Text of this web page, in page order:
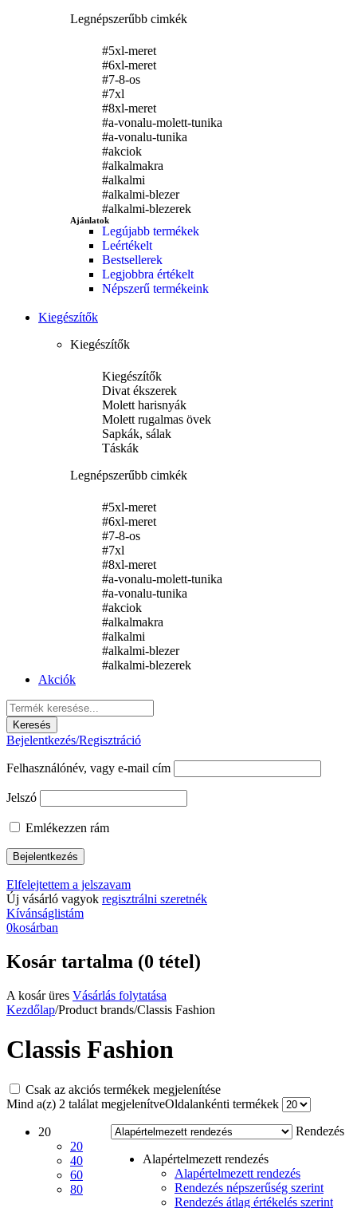
Legnépszerűbb cimkék
#5xl-meret
#6xl-meret
#7-8-os
#7xl
#8xl-meret
#a-vonalu-molett-tunika
#a-vonalu-tunika
#akciok
#alkalmakra
#alkalmi
#alkalmi-blezer
#alkalmi-blezerek
Ajánlatok
Legújabb termékek
Leértékelt
Bestsellerek
Legjobbra értékelt
Népszerű termékeink
Divat
Ékszereink
Vásárlás
Kiegészítők
Kiegészítők
Kiegészítők
Divat ékszerek
Molett harisnyák
Molett rugalmas övek
Sapkák, sálak
Táskák
Legnépszerűbb cimkék
#5xl-meret
#6xl-meret
#7-8-os
#7xl
#8xl-meret
#a-vonalu-molett-tunika
#a-vonalu-tunika
#akciok
#alkalmakra
#alkalmi
#alkalmi-blezer
#alkalmi-blezerek
Akciók
Bejelentkezés/Regisztráció
Felhasználónév, vagy e-mail cím
Jelszó
Emlékezzen rám
Elfelejtettem a jelszavam
Új vásárló vagyok regisztrálni szeretnék
Kívánságlistám
0kosárban
Kosár tartalma (0 tétel)
A kosár üres Vásárlás folytatása
Kezdőlap/Product brands/Classis Fashion
Classis Fashion
Csak az akciós termékek megjelenítése
Mind a(z) 2 találat megjelenítve
Rendezés
Alapértelmezett rendezés
Alapértelmezett rendezés
Rendezés népszerűség szerint
Rendezés átlag értékelés szerint
Oldalankénti termékek
20
20
40
60
80